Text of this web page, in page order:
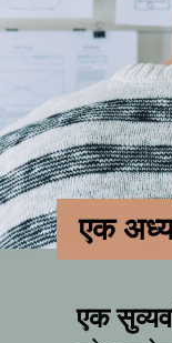
एक
एक